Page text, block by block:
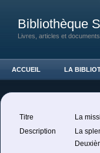
Bibliothèque
Livres, articles et
ACCUEIL LA
Titre
La
Description
La